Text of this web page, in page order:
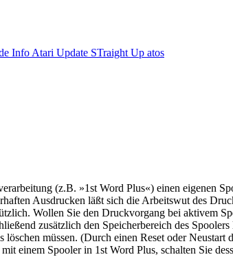
Info Atari Update STraight Up atos
(z.B. »1st Word Plus«) einen eigenen
Ausdrucken läßt sich die Arbeitswut des
Wollen Sie den Druckvorgang bei aktivem
zusätzlich den Speicherbereich des
müssen. (Durch einen Reset oder
einem Spooler in 1st Word Plus, schalten Sie